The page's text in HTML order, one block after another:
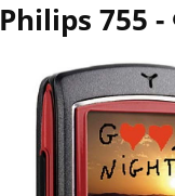
Philips 755